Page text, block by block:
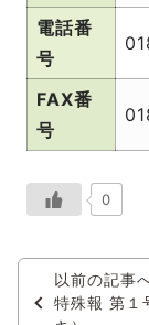
電話番
号
FAX番
号
0
以前の記事
特殊報 第１